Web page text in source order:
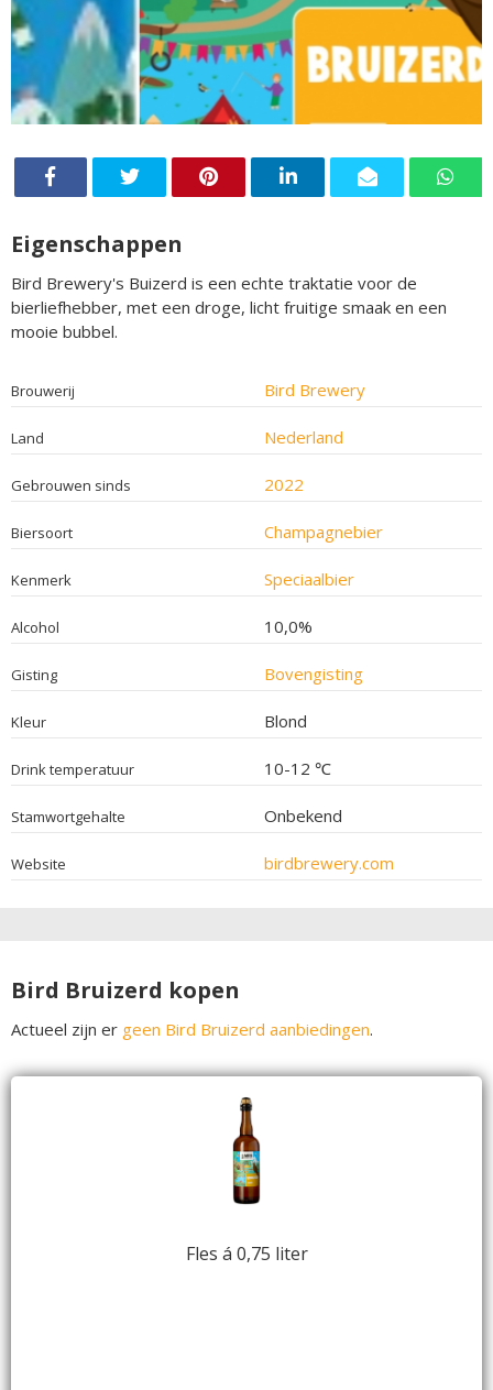
Eigenschappen
Bird Brewery's Buizerd is een echte traktatie voor de
bierliefhebber, met een droge, licht fruitige smaak en een
mooie bubbel.
Brouwerij Bird Brewery
Land Nederland
Gebrouwen sinds 2022
Biersoort Champagnebier
Kenmerk Speciaalbier
Alcohol 10,0%
Gisting Bovengisting
Kleur Blond
Drink temperatuur 10-12 ℃
Stamwortgehalte Onbekend
Website birdbrewery.com
Bird Bruizerd kopen
Actueel zijn er geen Bird Bruizerd aanbiedingen.
Fles á 0,75 liter